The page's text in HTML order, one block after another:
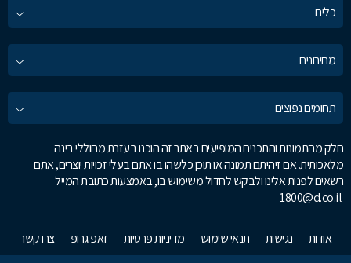
כלים
מחירונים
תחומים נפוצים
חלק מהתמונות והתכנים המופיעים באתר זה הוכנו בעזרת מחוללי בינה
מלאכותית. אם זיהיתם תמונה או תוכן כלשהו בו אתם בעלי זכויות יוצרים, אתם
רשאים לפנות אלינו ולבקש לחדול משימוש בו, באמצעות כתובת המייל
1800@d.co.il
אודות נגישות תנאי שימוש מדיניות פרטיות זאפ גרופ צרו קשר